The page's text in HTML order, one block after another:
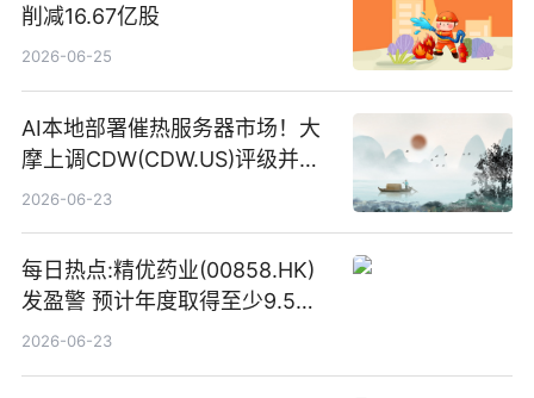
削减16.67亿股
2026-06-25
AI本地部署催热服务器市场！大
摩上调CDW(CDW.US)评级并看
高IBM(IBM.US)戴尔(DELL.US)
2026-06-23
每日热点:精优药业(00858.HK)
发盈警 预计年度取得至少9.5亿
港元的亏损 同比盈转亏
2026-06-23